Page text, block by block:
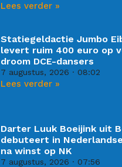
Lees verder »
Statiegeldactie Jumbo
levert ruim 400 euro op
droom DCE-dansers
7 augustus, 2026 08:02
Lees verder »
Darter Luuk Boeijink uit
debuteert in
na winst op NK
7 augustus, 2026 07:56